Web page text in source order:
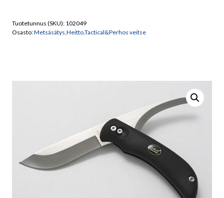
määrä
Tuotetunnus (SKU): 102049
Osasto:Metsäsätys,Heitto,Tactical&Perhos veitse